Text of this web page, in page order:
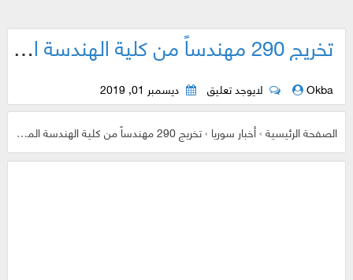
تخريج 290 مهندساً من كلية الهندسة الميكانيكية والكهربائية بجامعة دمشق ..
Okba لايوجد تعليق ديسمبر 01, 2019
الصفحة الرئيسية›أخبار سوريا›تخريج 290 مهندساً من كلية الهندسة الميكانيكية والكهربائية بجامعة دمشق ..